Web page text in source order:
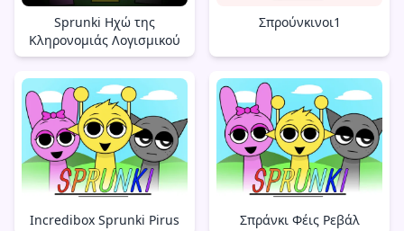
Sprunki Ηχώ της
Κληρονομιάς Λογισμικού
Σπρούνκινοι1
Incredibox Sprunki Pirus Σπράνκι Φέις Ρεβάλ